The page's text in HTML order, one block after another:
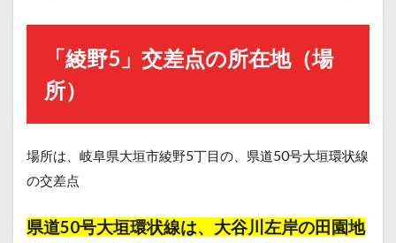
「綾野5」交差点の所在地（場
所）
場所は、岐阜県大垣市綾野5丁目の、県道50号大垣環状線
の交差点
県道50号大垣環状線は、大谷川左岸の田園地